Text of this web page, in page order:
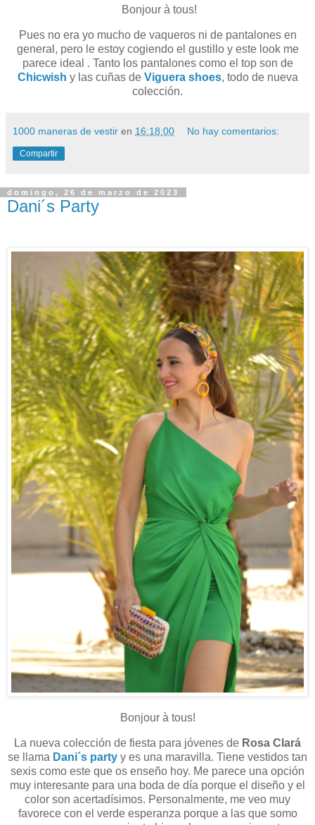
Bonjour à tous!
Pues no era yo mucho de vaqueros ni de pantalones en
general, pero le estoy cogiendo el gustillo y este look me
parece ideal . Tanto los pantalones como el top son de
Chicwish y las cuñas de Viguera shoes, todo de nueva
colección.
1000 maneras de vestir en 16:18:00 No hay comentarios:
Compartir
domingo, 26 de marzo de 2023
Dani´s Party
Bonjour à tous!
La nueva colección de fiesta para jóvenes de Rosa Clará
se llama Dani´s party y es una maravilla. Tiene vestidos tan
sexis como este que os enseño hoy. Me parece una opción
muy interesante para una boda de día porque el diseño y el
color son acertadísimos. Personalmente, me veo muy
favorece con el verde esperanza porque a las que somo